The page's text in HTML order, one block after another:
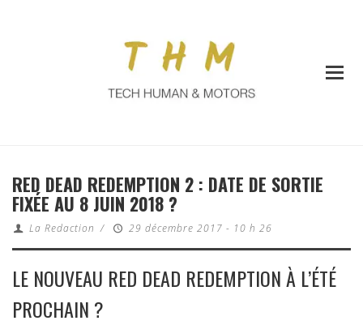
RED DEAD REDEMPTION 2 : DATE DE SORTIE
FIXÉE AU 8 JUIN 2018 ?
La Redaction / 29 décembre 2017 - 10 h 26
LE NOUVEAU RED DEAD REDEMPTION À L’ÉTÉ
PROCHAIN ?